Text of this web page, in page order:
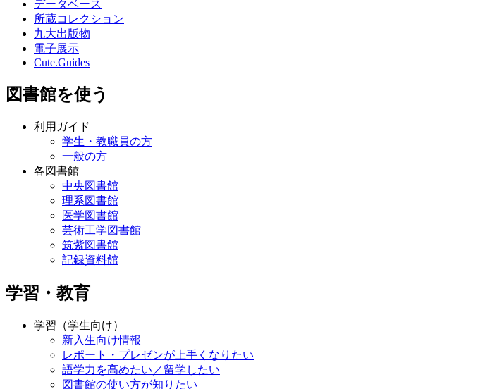
データベース
所蔵コレクション
九大出版物
電子展示
Cute.Guides
図書館を使う
利用ガイド
学生・教職員の方
一般の方
各図書館
中央図書館
理系図書館
医学図書館
芸術工学図書館
筑紫図書館
記録資料館
学習・教育
学習（学生向け）
新入生向け情報
レポート・プレゼンが上手くなりたい
語学力を高めたい／留学したい
図書館の使い方が知りたい